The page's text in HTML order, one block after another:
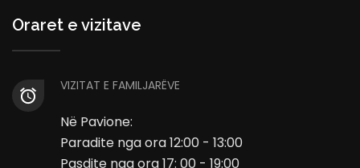
Oraret e vizitave
VIZITAT E FAMILJARËVE
Në Pavione:
Paradite nga ora 12:00 - 13:00
Pasdite nga ora 17: 00 - 19:00